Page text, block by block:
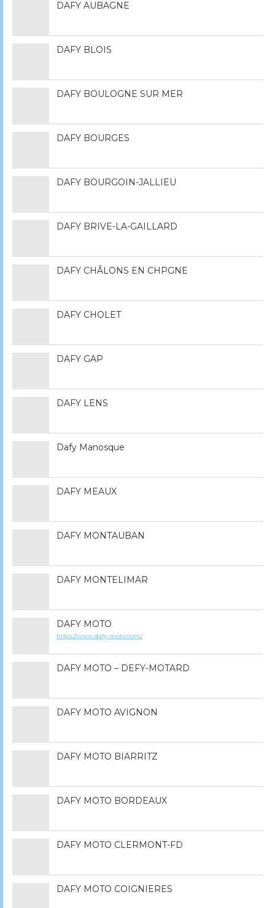
DAFY AUBAGNE
DAFY BLOIS
DAFY BOULOGNE SUR MER
DAFY BOURGES
DAFY BOURGOIN-JALLIEU
DAFY BRIVE-LA-GAILLARD
DAFY CHÂLONS EN CHPGNE
DAFY CHOLET
DAFY GAP
DAFY LENS
Dafy Manosque
DAFY MEAUX
DAFY MONTAUBAN
DAFY MONTELIMAR
DAFY MOTO
https://www.dafy-moto.com/
DAFY MOTO – DEFY-MOTARD
DAFY MOTO AVIGNON
DAFY MOTO BIARRITZ
DAFY MOTO BORDEAUX
DAFY MOTO CLERMONT-FD
DAFY MOTO COIGNIERES